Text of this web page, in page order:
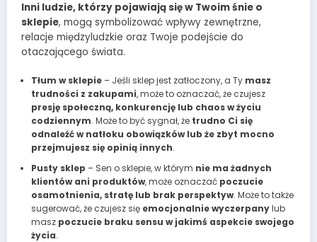
Inni ludzie, którzy pojawiają się w Twoim śnie o
sklepie, mogą symbolizować wpływy zewnętrzne,
relacje międzyludzkie oraz Twoje podejście do
otaczającego świata.
Tłum w sklepie– Jeśli sklep jest zatłoczony, a Ty masz
trudności z zakupami, może to oznaczać, że czujesz
presję społeczną, konkurencję lub chaos w życiu
codziennym. Może to być sygnał, że trudno Ci się
odnaleźć w natłoku obowiązków lub że zbyt mocno
przejmujesz się opinią innych.
Pusty sklep – Sen o sklepie, w którym nie ma żadnych
klientów ani produktów, może oznaczać poczucie
osamotnienia, stratę lub brak perspektyw. Może to także
sugerować, że czujesz się emocjonalnie wyczerpanylub
masz poczucie braku sensu w jakimś aspekcie swojego
życia.